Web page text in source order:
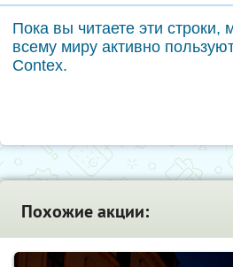
Пока вы читаете эти
всему миру активно
Contex.
Похожие акции: